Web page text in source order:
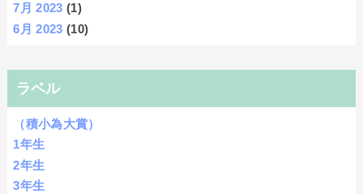
7月 2023 (1)
6月 2023 (10)
ラベル
（積小為大賞）
1年生
2年生
3年生